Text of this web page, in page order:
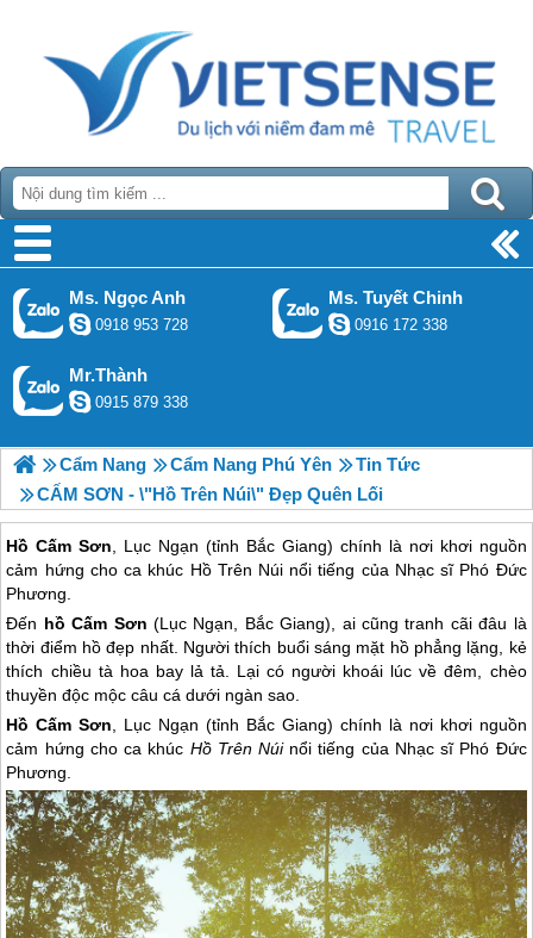
Ms. Ngọc Anh
0918 953 728
Ms. Tuyết Chinh
0916 172 338
Mr.Thành
0915 879 338
Cẩm Nang Cẩm Nang Phú Yên
Tin Tức
CẤM SƠN - \"Hồ Trên Núi\" Đẹp Quên Lối
Hồ Cấm Sơn, Lục Ngạn (tỉnh Bắc Giang) chính là nơi khơi nguồn
cảm hứng cho ca khúc Hồ Trên Núi nổi tiếng của Nhạc sĩ Phó Đức
Phương.
Đến hồ Cấm Sơn (Lục Ngạn, Bắc Giang), ai cũng tranh cãi đâu là
thời điểm hồ đẹp nhất. Người thích buổi sáng mặt hồ phẳng lặng, kẻ
thích chiều tà hoa bay lả tả. Lại có người khoái lúc về đêm, chèo
thuyền độc mộc câu cá dưới ngàn sao.
Hồ Cấm Sơn, Lục Ngạn (tỉnh Bắc Giang) chính là nơi khơi nguồn
cảm hứng cho ca khúc Hồ Trên Núinổi tiếng của Nhạc sĩ Phó Đức
Phương.